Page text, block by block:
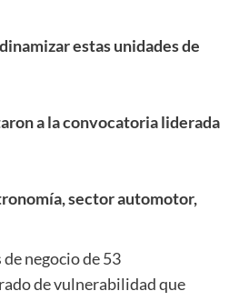
estas unidades de
a la convocatoria liderada
sector automotor,
negocio de 53
de vulnerabilidad que